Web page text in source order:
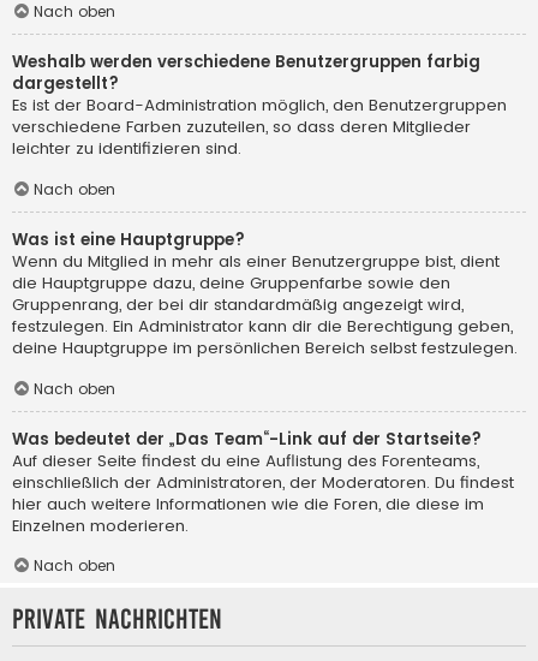
Nach oben
Weshalb werden verschiedene Benutzergruppen farbig
dargestellt?
Es ist der Board-Administration möglich, den Benutzergruppen
verschiedene Farben zuzuteilen, so dass deren Mitglieder
leichter zu identifizieren sind.
Nach oben
Was ist eine Hauptgruppe?
Wenn du Mitglied in mehr als einer Benutzergruppe bist, dient
die Hauptgruppe dazu, deine Gruppenfarbe sowie den
Gruppenrang, der bei dir standardmäßig angezeigt wird,
festzulegen. Ein Administrator kann dir die Berechtigung geben,
deine Hauptgruppe im persönlichen Bereich selbst festzulegen.
Nach oben
Was bedeutet der „Das Team“-Link auf der Startseite?
Auf dieser Seite findest du eine Auflistung des Forenteams,
einschließlich der Administratoren, der Moderatoren. Du findest
hier auch weitere Informationen wie die Foren, die diese im
Einzelnen moderieren.
Nach oben
Private Nachrichten